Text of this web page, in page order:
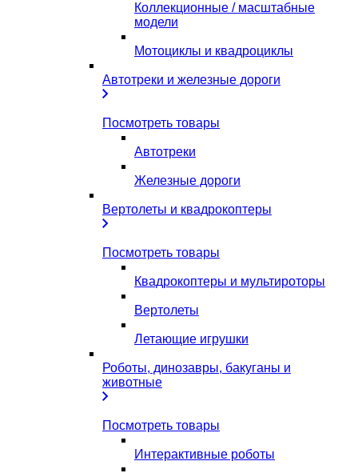
Коллекционные / масштабные
модели
Мотоциклы и квадроциклы
Автотреки и железные дороги
Посмотреть товары
Автотреки
Железные дороги
Вертолеты и квадрокоптеры
Посмотреть товары
Квадрокоптеры и мультироторы
Вертолеты
Летающие игрушки
Роботы, динозавры, бакуганы и
животные
Посмотреть товары
Интерактивные роботы